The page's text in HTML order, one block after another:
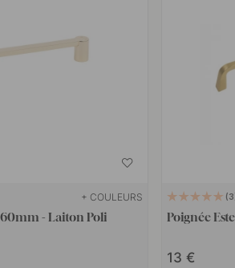
+ COULEURS
- Laiton Poli
3
Poignée
13